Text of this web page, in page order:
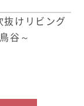
抜けリビング
谷～